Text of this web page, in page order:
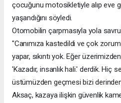
çocuğunu motosikletiyle alıp eve
yaşandığını söyledi.
Otomobilin çarpmasıyla yola
"Canımıza kastedildi ve çok
yapar, sıkıntı yok. Eğer
'Kazadır, insanlık hali.' derdik. Hiç
üstümüzden geçmesi bizi
Aksaç, kazaya ilişkin güvenlik